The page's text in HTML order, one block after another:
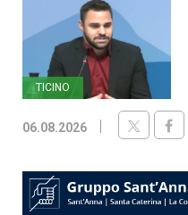
TICINO
06.08.2026